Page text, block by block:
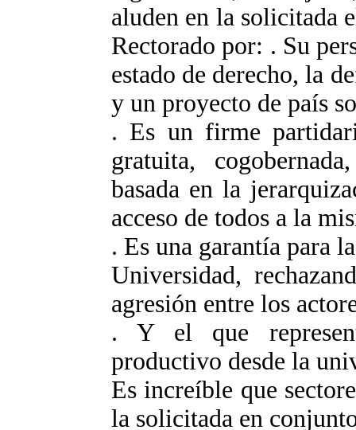
aluden en la solicitada
Rectorado por: . Su
estado de derecho, la
y un proyecto de país
. Es un firme
gratuita,
basada en la
acceso de todos a la
. Es una garantía para
Universidad,
agresión entre los
. Y el que
productivo desde la
Es increíble que
la solicitada en